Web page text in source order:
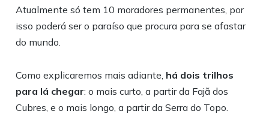
Atualmente só tem 10 moradores permanentes, por
isso poderá ser o paraíso que procura para se afastar
do mundo.
Como explicaremos mais adiante, há dois trilhos
para lá chegar: o mais curto, a partir da Fajã dos
Cubres, e o mais longo, a partir da Serra do Topo.